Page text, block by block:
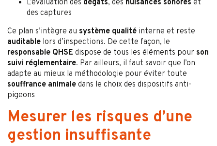
L’évaluation des dégâts, des nuisances sonores et
des captures
Ce plan s’intègre au système qualité interne et reste
auditable lors d’inspections. De cette façon, le
responsable QHSE dispose de tous les éléments pour son
suivi réglementaire. Par ailleurs, il faut savoir que l’on
adapte au mieux la méthodologie pour éviter toute
souffrance animale dans le choix des dispositifs anti-
pigeons
Mesurer les risques d’une
gestion insuffisante